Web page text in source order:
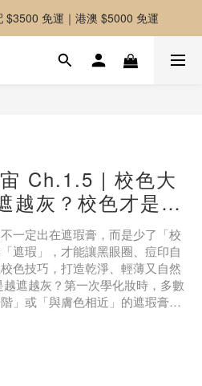
方LINE好友獲取優惠券
$3500 免運｜港澳 $5000 免運
官方LINE好友獲取優惠券
Ch.1.5 | 校色大
越灰？校色才是乾
一定出在遮瑕膏，而是少了「校
遮瑕」，才能讓黑眼圈、痘印自
色技巧，打造乾淨、輕薄又自然
遮越灰？第一次學化妝時，多數
」或「與膚色相近」的遮瑕膏遮
不夠，而是少了一個重要步驟
青紫色的黑眼圈）直接疊上膚